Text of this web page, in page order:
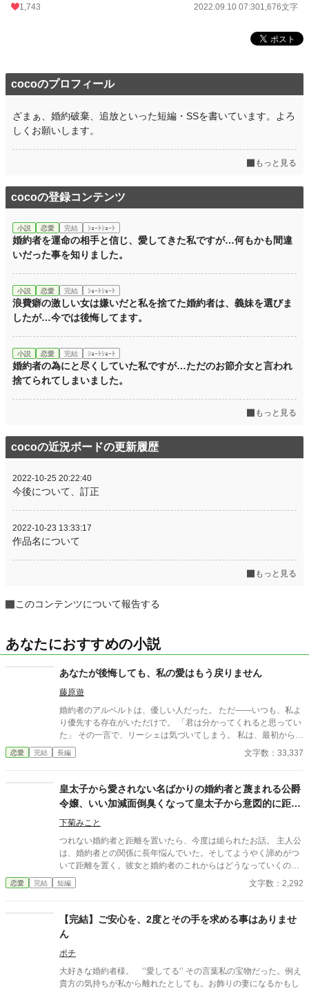
累計ポイント 715,254 pt (7,852 位)
1,743 2022.09.10 07:301,676文字
cocoのプロフィール
ざまぁ、婚約破棄、追放といった短編・SSを書いています。よろ
しくお願いします。
もっと見る
cocoの登録コンテンツ
小説 恋愛 完結 ｼｮｰﾄｼｮｰﾄ
婚約者を運命の相手と信じ、愛してきた私ですが…何もかも間違
いだった事を知りました。
小説 恋愛 完結 ｼｮｰﾄｼｮｰﾄ
浪費癖の激しい女は嫌いだと私を捨てた婚約者は、義妹を選びま
したが…今では後悔してます。
小説 恋愛 完結 ｼｮｰﾄｼｮｰﾄ
婚約者の為にと尽くしていた私ですが…ただのお節介女と言われ
捨てられてしまいました。
もっと見る
cocoの近況ボードの更新履歴
2022-10-25 20:22:40
今後について、訂正
2022-10-23 13:33:17
作品名について
もっと見る
このコンテンツについて報告する
あなたにおすすめの小説
あなたが後悔しても、私の愛はもう戻りません
藤原遊
婚約者のアルベルトは、優しい人だった。 ただ――いつも、私よ
り優先する存在がいただけで。 「君は分かってくれると思ってい
た」 その一言で、リーシェは気づいてしまう。 私は、最初から選
ばれていなかったのだと。 これは、奪われた恋を取り戻す物語で
はない。 後悔する彼と、もう戻らないと決めた私、 そして“私を
恋愛 完結 長編 文字数：33,337
皇太子から愛されない名ばかりの婚約者と蔑まれる公爵
令嬢、いい加減面倒臭くなって皇太子から意図的に距離
をとったらあっちから迫ってきた。なんで？
下菊みこと
つれない婚約者と距離を置いたら、今度は縋られたお話。 主人公
は、婚約者との関係に長年悩んでいた。そしてようやく諦めがつ
いて距離を置く。彼女と婚約者のこれからはどうなっていくのだ
恋愛 完結 短編 文字数：2,292
【完結】ご安心を、2度とその手を求める事はありませ
ん
ポチ
大好きな婚約者様。 ‘’愛してる‘’ その言葉私の宝物だった。例え
貴方の気持ちが私から離れたとしても。お飾りの妻になるかもし